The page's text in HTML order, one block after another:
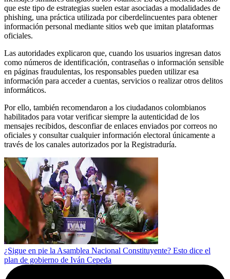
que este tipo de estrategias suelen estar asociadas a modalidades de
phishing, una práctica utilizada por ciberdelincuentes para obtener
información personal mediante sitios web que imitan plataformas
oficiales.
Las autoridades explicaron que, cuando los usuarios ingresan datos
como números de identificación, contraseñas o información sensible
en páginas fraudulentas, los responsables pueden utilizar esa
información para acceder a cuentas, servicios o realizar otros delitos
informáticos.
Por ello, también recomendaron a los ciudadanos colombianos
habilitados para votar verificar siempre la autenticidad de los
mensajes recibidos, desconfiar de enlaces enviados por correos no
oficiales y consultar cualquier información electoral únicamente a
través de los canales autorizados por la Registraduría.
¿Sigue en pie la Asamblea Nacional Constituyente? Esto dice el
plan de gobierno de Iván Cepeda